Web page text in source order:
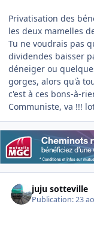
Privatisation des
les deux mamelles
Tu ne voudrais pas
dividendes baisser
déneiger ou
gorges, alors qu'à
c'est à ces bons-à-
Communiste, va !!!
juju sotteville
Publication:23